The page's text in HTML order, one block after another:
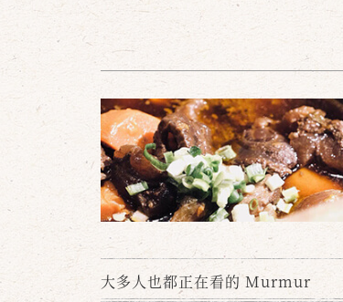
大多人也都正在看的 Murmur